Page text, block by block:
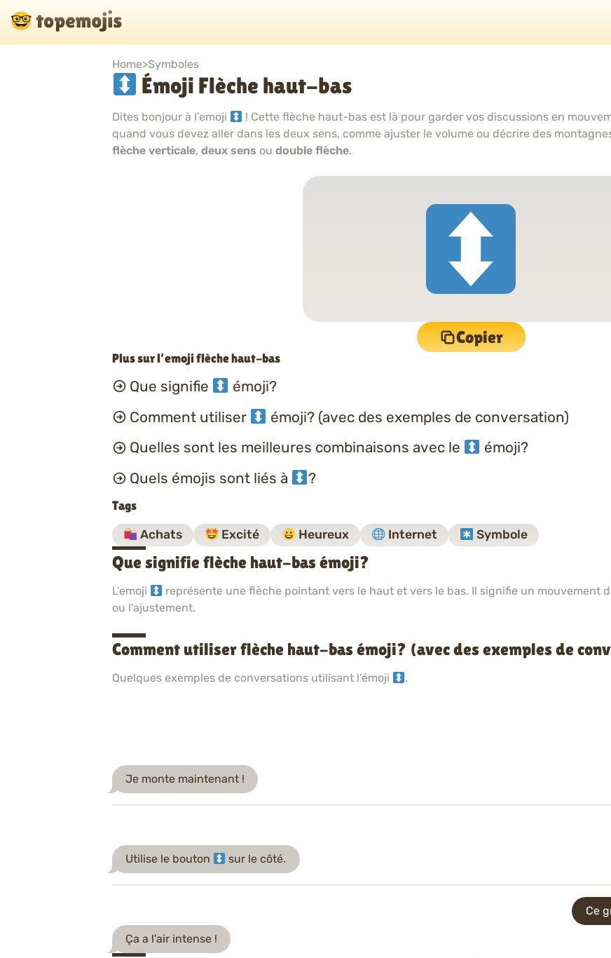
Home>Symboles
Émoji Flèche haut-bas
Dites bonjour à l’emoji
! Cette flèche haut-bas est là pour garder vos discussions en
quand vous devez aller dans les deux sens, comme ajuster le volume ou décrire des
flèche verticale, deux sens ou double flèche.
Copier
Plus sur l’emoji flèche haut-bas
Que signifie
émoji?
Comment utiliser
émoji? (avec des exemples de conversation)
Quelles sont les meilleures combinaisons avec le
émoji?
Quels émojis sont liés à
?
Tags
Achats Excité Heureux Internet Symbole
Que signifie flèche haut-bas émoji?
L'emoji
représente une flèche pointant vers le haut et vers le bas. Il signifie un mouvement
ou l'ajustement.
Comment utiliser flèche haut-bas émoji? (avec des exemples de
Quelques exemples de conversations utilisant l’émoji .
Je monte maintenant !
Utilise le bouton sur le côté.
Ce
Ça a l'air intense !